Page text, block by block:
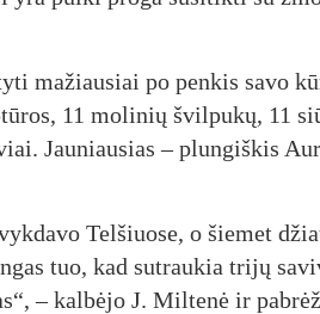
ma­žiau­siai po pen­kis sa­vo
11 mo­li­nių švil­pu­kų, 11
Jau­niau­sias – plun­giš­kis
Tel­šiuo­se, o šie­met
tuo, kad su­trau­kia tri­jų
– kal­bė­jo J. Mil­te­nė ir